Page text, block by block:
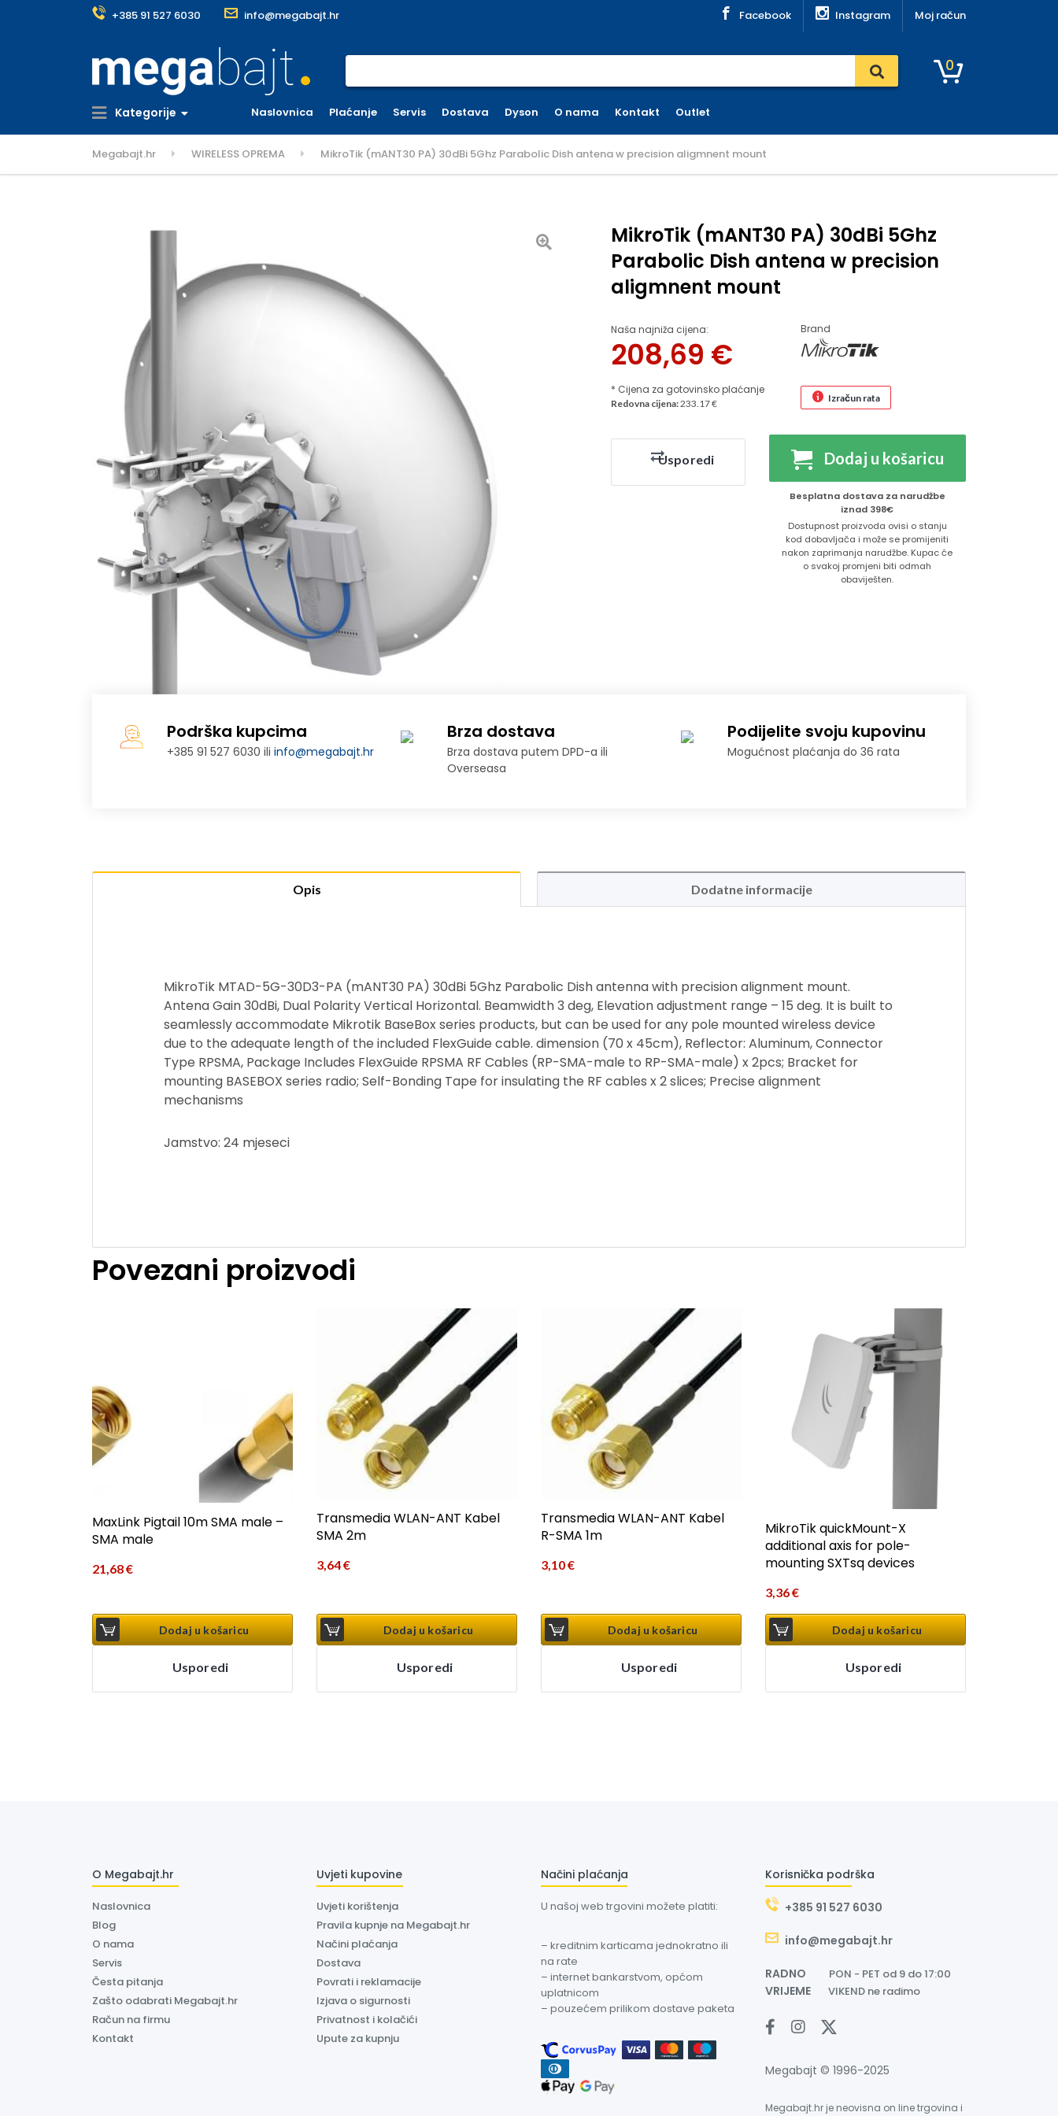
+385 91 527 6030 info@megabajt.hr Facebook Instagram Moj račun
0
Kategorije Naslovnica Plaćanje Servis Dostava Dyson O nama Kontakt Outlet
Megabajt.hr WIRELESS OPREMA MikroTik (mANT30 PA) 30dBi 5Ghz Parabolic Dish antena w precision aligmnent mount
MikroTik (mANT30 PA) 30dBi 5Ghz
Parabolic Dish antena w precision
aligmnent mount
Naša najniža cijena:
208,69 €
* Cijena za gotovinsko plaćanje
Brand
Redovna cijena:233.17 € Izračun rata
Usporedi Dodaj u košaricu
Besplatna dostava za narudžbe
iznad 398€
Dostupnost proizvoda ovisi o stanju
kod dobavljača i može se promijeniti
nakon zaprimanja narudžbe. Kupac će
o svakoj promjeni biti odmah
obaviješten.
Podrška kupcima
+385 91 527 6030 iliinfo@megabajt.hr
Brza dostava
Brza dostava putem DPD-a ili
Overseasa
Podijelite svoju kupovinu
Mogućnost plaćanja do 36 rata
Opis Dodatne informacije
MikroTik MTAD-5G-30D3-PA (mANT30 PA) 30dBi 5Ghz Parabolic Dish antenna with precision alignment mount.
Antena Gain 30dBi, Dual Polarity Vertical Horizontal. Beamwidth 3 deg, Elevation adjustment range – 15 deg. It is built to
seamlessly accommodate Mikrotik BaseBox series products, but can be used for any pole mounted wireless device
due to the adequate length of the included FlexGuide cable. dimension (70 x 45cm), Reflector: Aluminum, Connector
Type RPSMA, Package Includes FlexGuide RPSMA RF Cables (RP-SMA-male to RP-SMA-male) x 2pcs; Bracket for
mounting BASEBOX series radio; Self-Bonding Tape for insulating the RF cables x 2 slices; Precise alignment
mechanisms
Jamstvo: 24 mjeseci
Povezani proizvodi
MaxLink Pigtail 10m SMA male –
SMA male
21,68€
Dodaj u košaricu
Usporedi
Transmedia WLAN-ANT Kabel
SMA 2m
3,64€
Dodaj u košaricu
Usporedi
Transmedia WLAN-ANT Kabel
R-SMA 1m
3,10€
Dodaj u košaricu
Usporedi
MikroTik quickMount-X
additional axis for pole-
mounting SXTsq devices
3,36€
Dodaj u košaricu
Usporedi
O Megabajt.hr
Naslovnica
Blog
O nama
Servis
Česta pitanja
Zašto odabrati Megabajt.hr
Račun na firmu
Kontakt
Uvjeti kupovine
Uvjeti korištenja
Pravila kupnje na Megabajt.hr
Načini plaćanja
Dostava
Povrati i reklamacije
Izjava o sigurnosti
Privatnost i kolačići
Upute za kupnju
Načini plaćanja
U našoj web trgovini možete platiti:
– kreditnim karticama jednokratno ili
na rate
– internet bankarstvom, općom
uplatnicom
– pouzećem prilikom dostave paketa
Korisnička podrška
+385 91 527 6030
info@megabajt.hr
RADNO PON - PET od 9 do 17:00
VRIJEME VIKEND ne radimo
Megabajt © 1996-2025
Megabajt.hr je neovisna on line trgovina i